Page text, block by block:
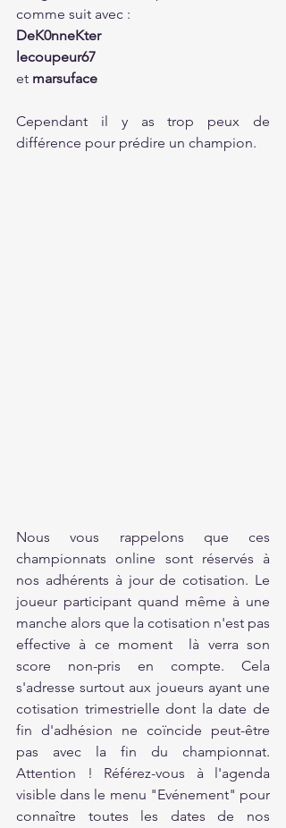
comme suit avec :
DeK0nneKter
lecoupeur67
et marsuface
Cependant il y as trop peux de
différence pour prédire un champion.
Nous vous rappelons que ces
championnats online sont réservés à
nos adhérents à jour de cotisation. Le
joueur participant quand même à une
manche alors que la cotisation n'est pas
effective à ce moment  là verra son
score non-pris en compte. Cela
s'adresse surtout aux joueurs ayant une
cotisation trimestrielle dont la date de
fin d'adhésion ne coïncide peut-être
pas avec la fin du championnat.
Attention ! Référez-vous à l'agenda
visible dans le menu "Evénement" pour
connaître toutes les dates de nos